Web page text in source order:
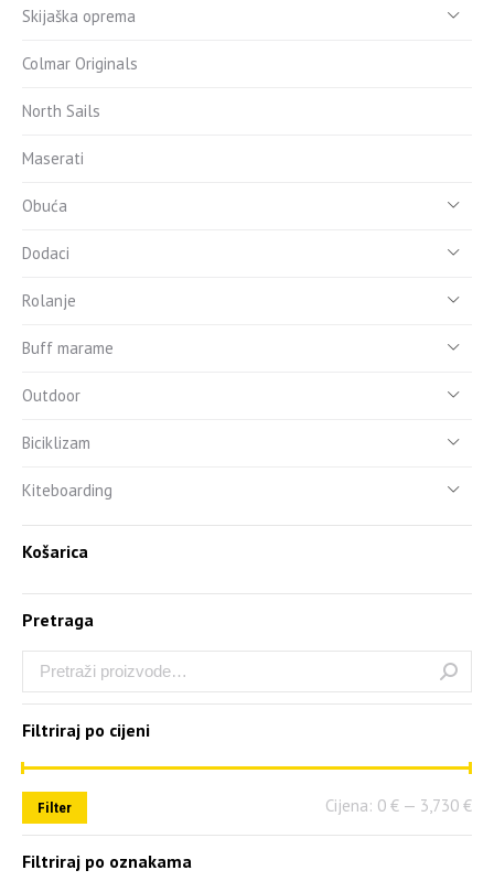
Skijaška oprema
Colmar Originals
North Sails
Maserati
Obuća
Dodaci
Rolanje
Buff marame
Outdoor
Biciklizam
Kiteboarding
Košarica
Pretraga
Filtriraj po cijeni
Filter Cijena: 0 € — 3,730 €
Filtriraj po oznakama